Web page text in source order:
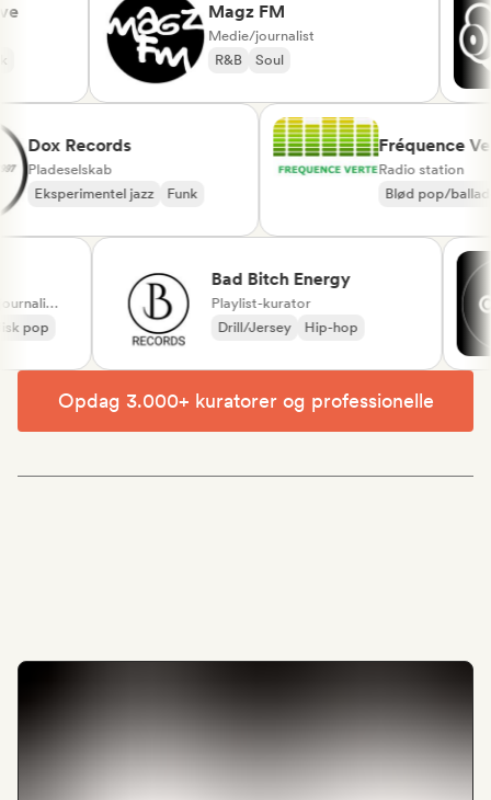
Magz FM
Medie/journalist
R&B
Soul
Dox Records
Pladeselskab
Eksperimentel jazz
Funk
Fréquence
Radio station
Blød pop/
Pladeselskab, Medie/journalist, Playlist-kurator
pop
Bad Bitch Energy
Playlist-kurator
Drill/Jersey
Hip-hop
Opdag 3.000+ kuratorer og professionelle